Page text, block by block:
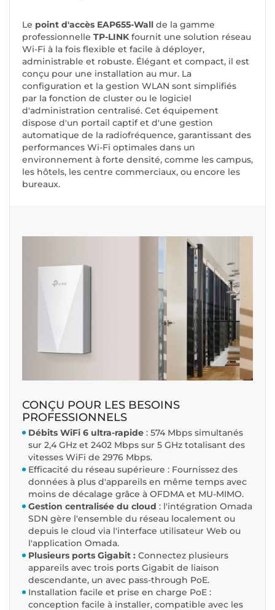
Le point d'accès EAP655-Wall de la gamme
professionnelle TP-LINKfournit une solution réseau
Wi-Fi à la fois flexible et facile à déployer,
administrable et robuste. Élégant et compact, il est
conçu pour une installation au mur. La
configuration et la gestion WLAN sont simplifiés
par la fonction de cluster ou le logiciel
d'administration centralisé. Cet équipement
dispose d'un portail captif et d'une gestion
automatique de la radiofréquence, garantissant des
performances Wi-Fi optimales dans un
environnement à forte densité, comme les campus,
les hôtels, les centre commerciaux, ou encore les
bureaux.
CONÇU POUR LES BESOINS
PROFESSIONNELS
Débits WiFi 6 ultra-rapide : 574 Mbps simultanés
sur 2,4 GHz et 2402 Mbps sur 5 GHz totalisant des
vitesses WiFi de 2976 Mbps.
Efficacité du réseau supérieure : Fournissez des
données à plus d'appareils en même temps avec
moins de décalage grâce à OFDMA et MU-MIMO.
Gestion centralisée du cloud : l'intégration Omada
SDN gère l'ensemble du réseau localement ou
depuis le cloud via l'interface utilisateur Web ou
l'application Omada.
Plusieurs ports Gigabit : Connectez plusieurs
appareils avec trois ports Gigabit de liaison
descendante, un avec pass-through PoE.
Installation facile et prise en charge PoE :
conception facile à installer, compatible avec les